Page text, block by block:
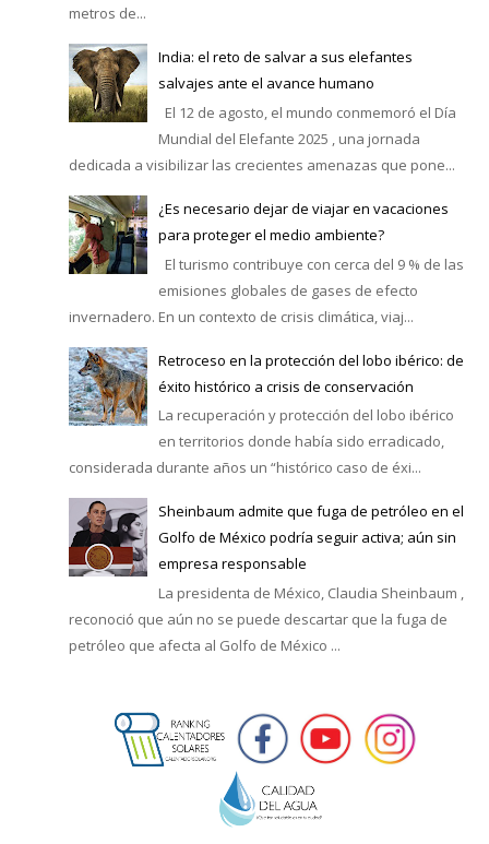
metros de...
India: el reto de salvar a sus elefantes
salvajes ante el avance humano
El 12 de agosto, el mundo conmemoró el Día
Mundial del Elefante 2025 , una jornada
dedicada a visibilizar las crecientes amenazas que pone...
¿Es necesario dejar de viajar en vacaciones
para proteger el medio ambiente?
El turismo contribuye con cerca del 9 % de las
emisiones globales de gases de efecto
invernadero. En un contexto de crisis climática, viaj...
Retroceso en la protección del lobo ibérico: de
éxito histórico a crisis de conservación
La recuperación y protección del lobo ibérico
en territorios donde había sido erradicado,
considerada durante años un “histórico caso de éxi...
Sheinbaum admite que fuga de petróleo en el
Golfo de México podría seguir activa; aún sin
empresa responsable
La presidenta de México, Claudia Sheinbaum ,
reconoció que aún no se puede descartar que la fuga de
petróleo que afecta al Golfo de México ...